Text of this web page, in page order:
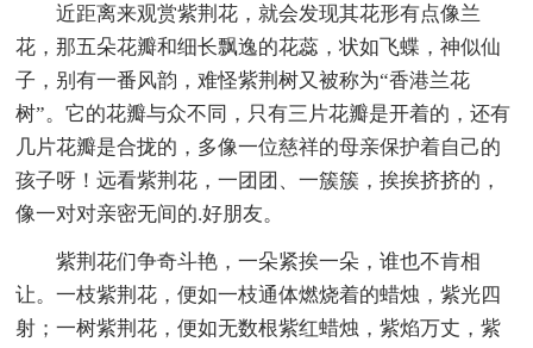
近距离来观赏紫荆花，就会发现其花形有点像兰
花，那五朵花瓣和细长飘逸的花蕊，状如飞蝶，神似仙
子，别有一番风韵，难怪紫荆树又被称为“香港兰花
树”。它的花瓣与众不同，只有三片花瓣是开着的，还有
几片花瓣是合拢的，多像一位慈祥的母亲保护着自己的
孩子呀！远看紫荆花，一团团、一簇簇，挨挨挤挤的，
像一对对亲密无间的.好朋友。
紫荆花们争奇斗艳，一朵紧挨一朵，谁也不肯相
让。一枝紫荆花，便如一枝通体燃烧着的蜡烛，紫光四
射；一树紫荆花，便如无数根紫红蜡烛，紫焰万丈，紫